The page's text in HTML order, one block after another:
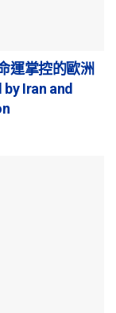
運掌控的歐洲
Iran and